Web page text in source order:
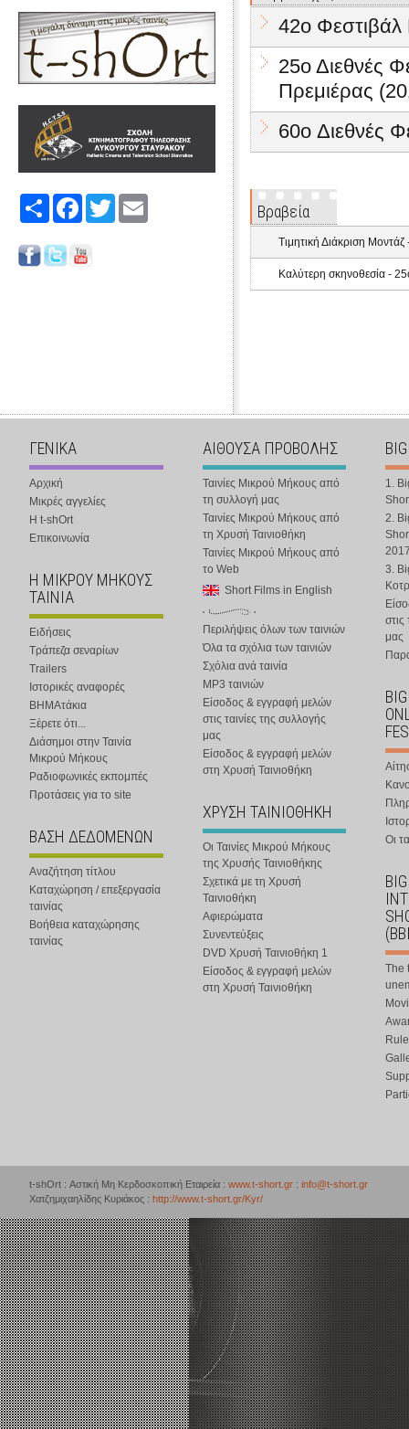
Share FacebookTwitter
42o
25ο Διεθνές
Πρεμιέρας
60o Διεθνές
Βραβεία
Τιμητική Διάκριση
Καλύτερη σκηνοθεσία -
ΓΕΝΙΚΑ
Αρχική
Μικρές αγγελίες
Η t-shOrt
Επικοινωνία
Η ΜΙΚΡΟΥ ΜΗΚΟΥΣ
ΤΑΙΝΙΑ
Ειδήσεις
Τράπεζα σεναρίων
Trailers
Ιστορικές αναφορές
ΒΗΜΑτάκια
Ξέρετε ότι...
Διάσημοι στην Ταινία
Μικρού Μήκους
Ραδιοφωνικές εκπομπές
Προτάσεις για το site
ΒΑΣΗ ΔΕΔΟΜΕΝΩΝ
Αναζήτηση τίτλου
Καταχώρηση / επεξεργασία
ταινίας
Βοήθεια καταχώρησης
ταινίας
ΑΙΘΟΥΣΑ ΠΡΟΒΟΛΗΣ
Ταινίες Μικρού Μήκους από
τη συλλογή μας
Ταινίες Μικρού Μήκους από
τη Χρυσή Ταινιοθήκη
Ταινίες Μικρού Μήκους από
το Web
Short Films in English
Περιλήψεις όλων των ταινιών
Όλα τα σχόλια των ταινιών
Σχόλια ανά ταινία
MP3 ταινιών
Είσοδος & εγγραφή μελών
στις ταινίες της συλλογής
μας
Είσοδος & εγγραφή μελών
στη Χρυσή Ταινιοθήκη
ΧΡΥΣΗ ΤΑΙΝΙΟΘΗΚΗ
Οι Ταινίες Μικρού Μήκους
της Χρυσής Ταινιοθήκης
Σχετικά με τη Χρυσή
Ταινιοθήκη
Αφιερώματα
Συνεντεύξεις
DVD Χρυσή Ταινιοθήκη 1
Είσοδος & εγγραφή μελών
στη Χρυσή Ταινιοθήκη
1.
2.
3.
στις
μας
Οι
The
t-shOrt : Αστική Μη Κερδοσκοπική Εταιρεία : www.t-short.gr : info@t-short.gr
Χατζημιχαηλίδης Κυριάκος : http://www.t-short.gr/Kyr/